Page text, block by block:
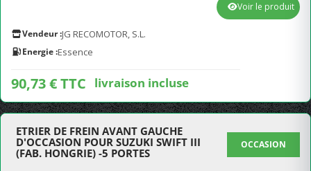
Vendeur :JG RECOMOTOR, S.L.
Energie :Essence
90,73 € TTC livraison incluse
Voir le produit
ETRIER DE FREIN AVANT GAUCHE
D'OCCASION POUR SUZUKI SWIFT III
(FAB. HONGRIE) -5 PORTES
OCCASION